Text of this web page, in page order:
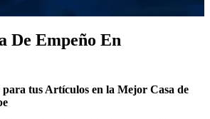
De Empeño En
tus Artículos en la Mejor Casa de